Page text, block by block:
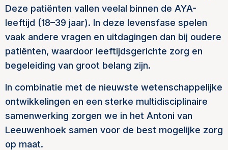
Deze patiënten vallen veelal binnen de AYA-
leeftijd (18–39 jaar). In deze levensfase spelen
vaak andere vragen en uitdagingen dan bij oudere
patiënten, waardoor leeftijdsgerichte zorg en
begeleiding van groot belang zijn.
In combinatie met de nieuwste wetenschappelijke
ontwikkelingen en een sterke multidisciplinaire
samenwerking zorgen we in het Antoni van
Leeuwenhoek samen voor de best mogelijke zorg
op maat.